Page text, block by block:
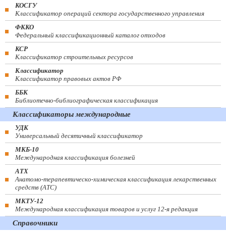
КОСГУ
Классификатор операций сектора государственного управления
ФККО
Федеральный классификационный каталог отходов
КСР
Классификатор строительных ресурсов
Классификатор
Классификатор правовых актов РФ
ББК
Библиотечно-библиографическая классификация
Классификаторы международные
УДК
Универсальный десятичный классификатор
МКБ-10
Международная классификация болезней
АТХ
Анатомо-терапевтическо-химическая классификация лекарственных
средств (ATC)
МКТУ-12
Международная классификация товаров и услуг 12-я редакция
Справочники